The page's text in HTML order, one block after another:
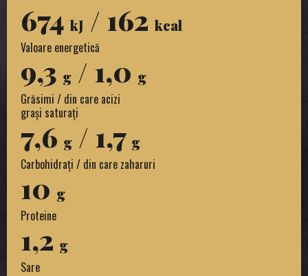
674 kJ / 162 kcal
Valoare energetică
9,3 g / 1,0 g
Grăsimi / din care acizi
grași saturați
7,6 g / 1,7 g
Carbohidrați / din care zaharuri
10 g
Proteine
1,2 g
Sare